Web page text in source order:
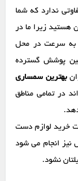
ندارد که شما
هستید زیرا ما در
به سرعت در محل
پوشش گسترده
بهترین سمساری
در تمامی مناطق
خرید لوازم دست
نیز انجام می شود
نشود.